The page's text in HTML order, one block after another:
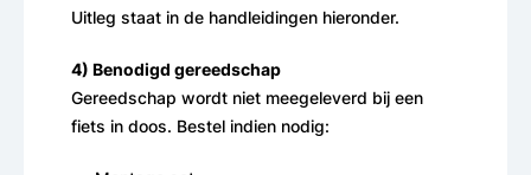
Uitleg staat in de handleidingen hieronder.
4) Benodigd gereedschap
Gereedschap wordt niet meegeleverd bij een
fiets in doos. Bestel indien nodig: